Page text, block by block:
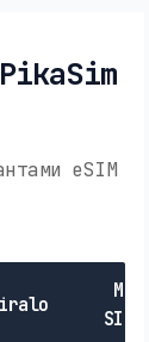
eSIM
SIM-